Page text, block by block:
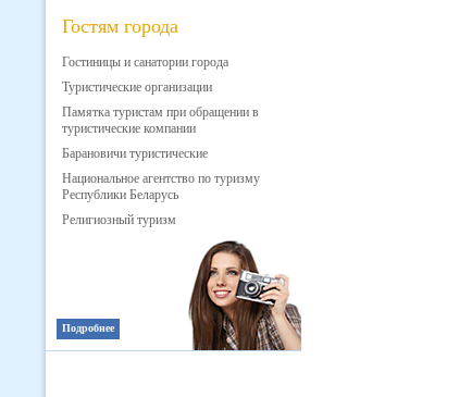
Гостям города
Гостиницы и санатории города
Туристические организации
Памятка туристам при обращении в
туристические компании
Барановичи туристические
Национальное агентство по туризму
Республики Беларусь
Религиозный туризм
Подробнее